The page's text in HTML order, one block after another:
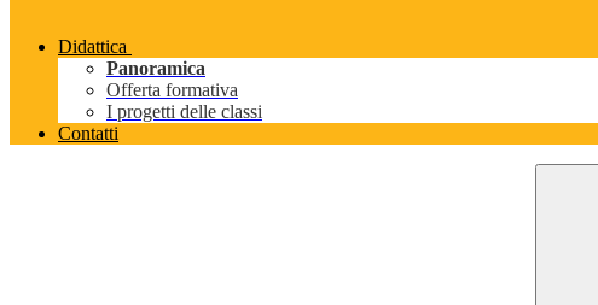
Didattica
Panoramica
Offerta formativa
I progetti delle classi
Contatti